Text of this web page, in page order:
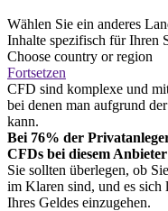
Wählen Sie ein anderes
Inhalte spezifisch für Ihren
Choose country or region
Fortsetzen
CFD sind komplexe und
bei denen man aufgrund
kann.
Bei 76% der
CFDs bei diesem
Sie sollten überlegen, ob
im Klaren sind, und es sich
Ihres Geldes einzugehen.